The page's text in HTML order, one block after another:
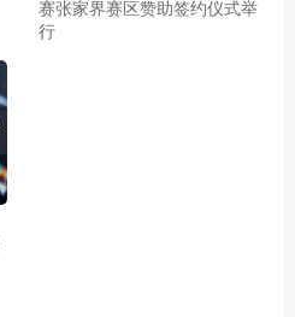
赛张家界赛区赞助签约仪式举
行